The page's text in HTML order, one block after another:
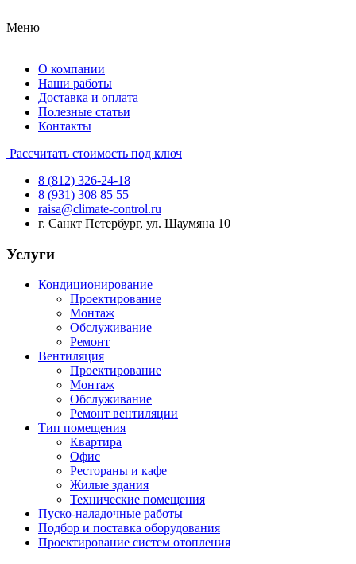
Меню
О компании
Наши работы
Доставка и оплата
Полезные статьи
Контакты
Рассчитать стоимость под ключ
8 (812) 326-24-18
8 (931) 308 85 55
raisa@climate-control.ru
г. Санкт Петербург, ул. Шаумяна 10
Услуги
Кондиционирование
Проектирование
Монтаж
Обслуживание
Ремонт
Вентиляция
Проектирование
Монтаж
Обслуживание
Ремонт вентиляции
Тип помещения
Квартира
Офис
Рестораны и кафе
Жилые здания
Технические помещения
Пуско-наладочные работы
Подбор и поставка оборудования
Проектирование систем отопления